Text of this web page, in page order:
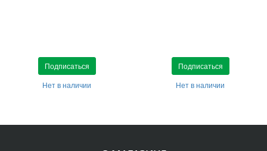
Подписаться
Нет в наличии
Подписаться
Нет в наличии